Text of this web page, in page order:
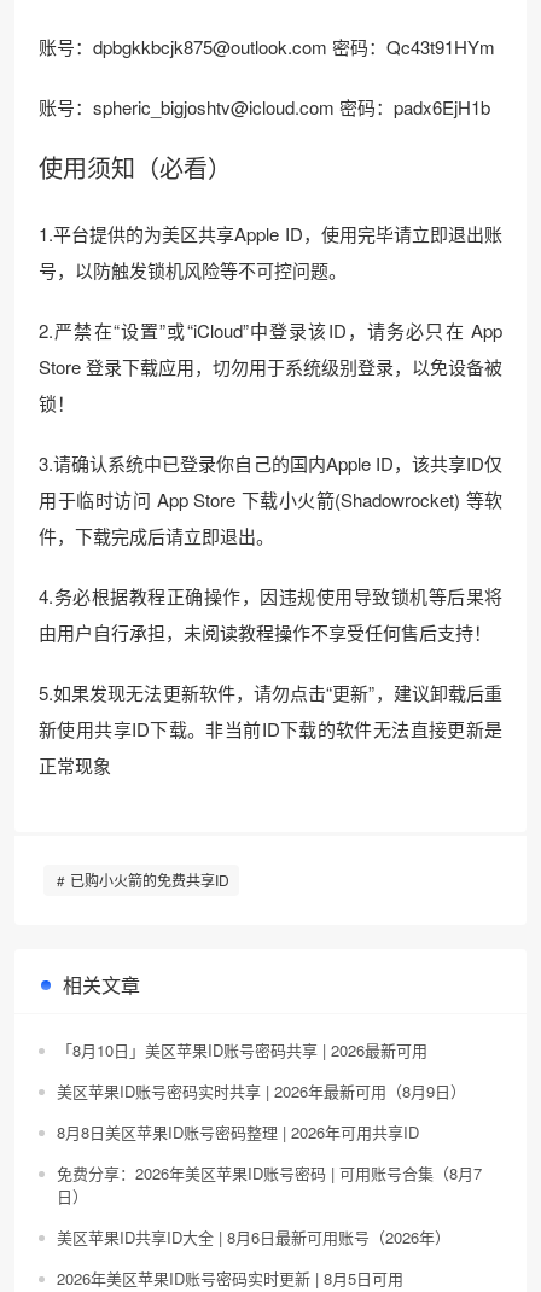
账号： dpbgkkbcjk875@outlook.com 密码：Qc43t91HYm
账号： spheric_bigjoshtv@icloud.com 密码：padx6EjH1b
使用须知（必看）
1.平台提供的为美区共享Apple ID，使用完毕请立即退出账
号，以防触发锁机风险等不可控问题。
2.严禁在“设置”或“iCloud”中登录该ID，请务必只在 App
Store 登录下载应用，切勿用于系统级别登录，以免设备被
锁！
3.请确认系统中已登录你自己的国内Apple ID，该共享ID仅
用于临时访问 App Store 下载小火箭(Shadowrocket) 等软
件，下载完成后请立即退出。
4.务必根据教程正确操作，因违规使用导致锁机等后果将
由用户自行承担，未阅读教程操作不享受任何售后支持！
5.如果发现无法更新软件，请勿点击“更新”，建议卸载后重
新使用共享ID下载。非当前ID下载的软件无法直接更新是
正常现象
已购小火箭的免费共享ID
相关文章
「8月10日」美区苹果ID账号密码共享 | 2026最新可用
美区苹果ID账号密码实时共享 | 2026年最新可用（8月9日）
8月8日美区苹果ID账号密码整理 | 2026年可用共享ID
免费分享：2026年美区苹果ID账号密码 | 可用账号合集（8月7
日）
美区苹果ID共享ID大全 | 8月6日最新可用账号（2026年）
2026年美区苹果ID账号密码实时更新 | 8月5日可用